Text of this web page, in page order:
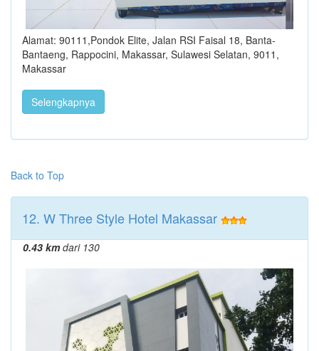
Alamat: 90111,Pondok Elite, Jalan RSI Faisal 18, Banta-
Bantaeng, Rappocini, Makassar, Sulawesi Selatan, 9011,
Makassar
Selengkapnya
Back to Top
12. W Three Style Hotel Makassar
0.43 kmdari 130